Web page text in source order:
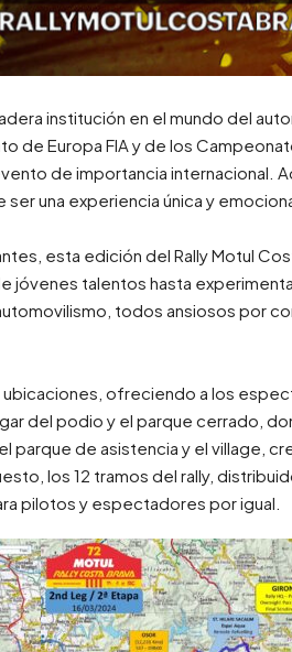
institución en el mundo del
de Europa FIA y de los
de importancia internacional.
una experiencia única y
esta edición del Rally Motul
talentos hasta
todos ansiosos por
ubicaciones, ofreciendo a los
del podio y el parque cerrado,
parque de asistencia y el village,
los 12 tramos del rally,
pilotos y espectadores por igual.